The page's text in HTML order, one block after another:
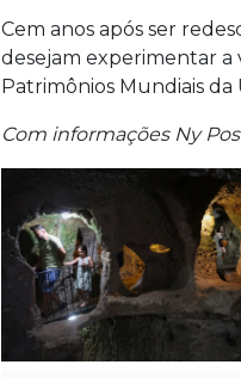
Cem anos após ser
desejam experimentar a
Patrimônios Mundiais da
Com informações Ny